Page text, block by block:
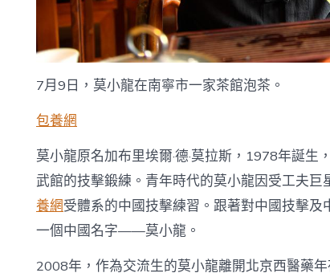
7月9日，莫小龍在南寧市一家茶館泡茶。
包養網
莫小龍原名加布里埃爾·德·莫拉斯，1978年誕
武館的技擊鍛練。青年時代的莫小龍因受工夫
養網受體系的中國技擊練習。跟著對中國技擊
一個中國名字——莫小龍。
2008年，作為交流生的莫小龍離開北京西醫藥